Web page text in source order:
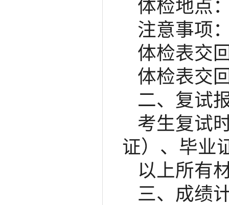
体检地点
注意事项
体检表交
体检表交
二、复试
考生复试
证）、毕业
以上所有
三、成绩